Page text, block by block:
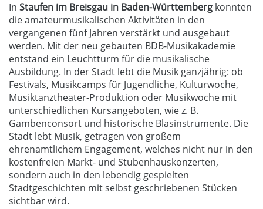
In Staufen im Breisgau in Baden-Württemberg konnten
die amateurmusikalischen Aktivitäten in den
vergangenen fünf Jahren verstärkt und ausgebaut
werden. Mit der neu gebauten BDB-Musikakademie
entstand ein Leuchtturm für die musikalische
Ausbildung. In der Stadt lebt die Musik ganzjährig: ob
Festivals, Musikcamps für Jugendliche, Kulturwoche,
Musiktanztheater-Produktion oder Musikwoche mit
unterschiedlichen Kursangeboten, wie z. B.
Gambenconsort und historische Blasinstrumente. Die
Stadt lebt Musik, getragen von großem
ehrenamtlichem Engagement, welches nicht nur in den
kostenfreien Markt- und Stubenhauskonzerten,
sondern auch in den lebendig gespielten
Stadtgeschichten mit selbst geschriebenen Stücken
sichtbar wird.